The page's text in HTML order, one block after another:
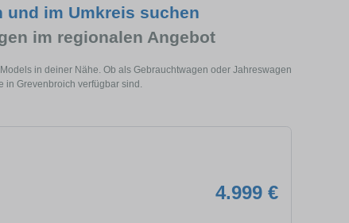
und im Umkreis suchen
im regionalen Angebot
in deiner Nähe. Ob als Gebrauchtwagen oder Jahreswagen
in Grevenbroich verfügbar sind.
4.999 €